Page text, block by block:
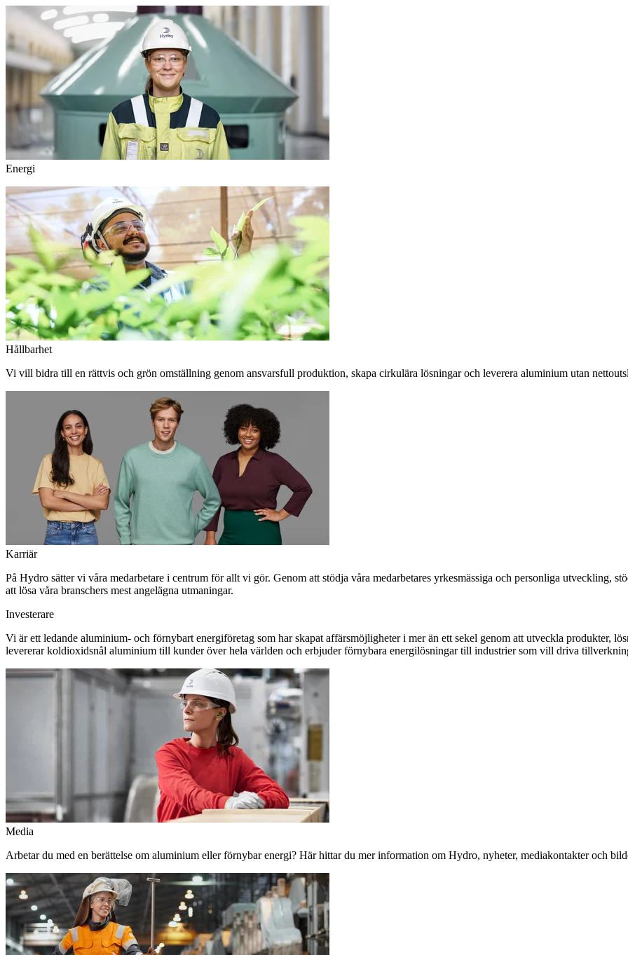
Energi
Hållbarhet
Vi vill bidra till en rättvis och grön omställning genom ansvarsfull produktion, skapa cirkulära lösningar och leverera aluminium utan
Karriär
På Hydro sätter vi våra medarbetare i centrum för allt vi gör. Genom att stödja våra medarbetares yrkesmässiga och personliga utveckling,
att lösa våra branschers mest angelägna utmaningar.
Investerare
Vi är ett ledande aluminium- och förnybart energiföretag som har skapat affärsmöjligheter i mer än ett sekel genom att utveckla produkter,
levererar koldioxidsnål aluminium till kunder över hela världen och erbjuder förnybara energilösningar till industrier som vill driva
Media
Arbetar du med en berättelse om aluminium eller förnybar energi? Här hittar du mer information om Hydro, nyheter, mediakontakter och